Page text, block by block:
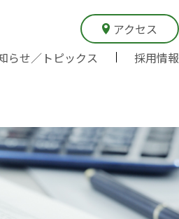
アクセス
らせ／トピックス 採用情報